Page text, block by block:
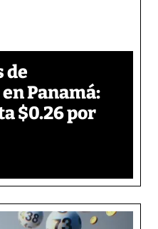
de
Panamá:
$0.26 por